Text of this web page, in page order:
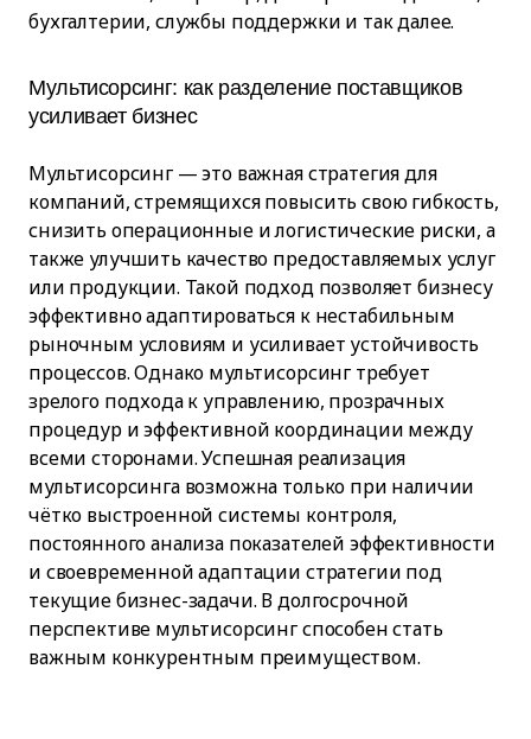
бухгалтерии, службы поддержки и так далее.
Мультисорсинг: как разделение поставщиков
усиливает бизнес
Мультисорсинг — это важная стратегия для
компаний, стремящихся повысить свою гибкость,
снизить операционные и логистические риски, а
также улучшить качество предоставляемых услуг
или продукции. Такой подход позволяет бизнесу
эффективно адаптироваться к нестабильным
рыночным условиям и усиливает устойчивость
процессов. Однако мультисорсинг требует
зрелого подхода к управлению, прозрачных
процедур и эффективной координации между
всеми сторонами. Успешная реализация
мультисорсинга возможна только при наличии
чётко выстроенной системы контроля,
постоянного анализа показателей эффективности
и своевременной адаптации стратегии под
текущие бизнес-задачи. В долгосрочной
перспективе мультисорсинг способен стать
важным конкурентным преимуществом.